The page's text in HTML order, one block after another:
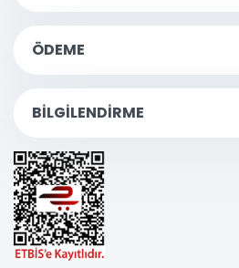
ÖDEME
BİLGİLENDİRME